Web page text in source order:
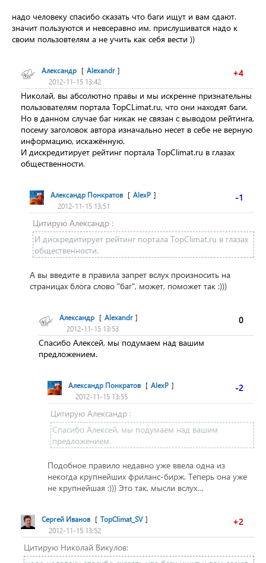
надо человеку спасибо сказать что баги ищут и вам сдают.
значит пользуются и невсеравно им. прислушиватся надо к
своим пользовтелям а не учить как себя вести ))
+4
Александр [ Alexandr ]
2012-11-15 13:42
Николай, вы абсолютно правы и мы искренне признательны
пользователям портала TopCLimat.ru, что они находят баги.
Но в данном случае баг никак не связан с выводом рейтинга,
посему заголовок автора изначально несет в себе не верную
информацию, искажённую.
И дискредитирует рейтинг портала TopClimat.ru в глазах
общественности.
-1
Александр Понкратов [ AlexP ]
2012-11-15 13:51
Цитирую Александр :
И дискредитирует рейтинг портала TopClimat.ru в глазах
общественности.
А вы введите в правила запрет вслух произносить на
страницах блога слово "баг", может, поможет так :)))
0
Александр [ Alexandr ]
2012-11-15 13:53
Спасибо Алексей, мы подумаем над вашим
предложением.
-2
Александр Понкратов [ AlexP ]
2012-11-15 13:55
Цитирую Александр :
Спасибо Алексей, мы подумаем над вашим
предложением.
Подобное правило недавно уже ввела одна из
некогда крупнейших фриланс-бирж. Теперь она уже
не крупнейшая :))) Это так, мысли вслух…
+2
Сергей Иванов [ TopClimat_SV ]
2012-11-15 13:52
Цитирую Николай Викулов: